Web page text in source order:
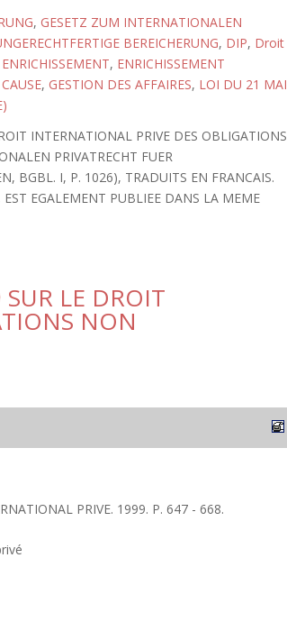
, GESETZ ZUM INTERNATIONALEN
BEREICHERUNG, DIP, Droit
ENRICHISSEMENT, ENRICHISSEMENT
, GESTION DES AFFAIRES, LOI DU 21 MAI
INTERNATIONAL PRIVE DES OBLIGATIONS
PRIVATRECHT FUER
BGBL. I, P. 1026), TRADUITS EN FRANCAIS.
EST EGALEMENT PUBLIEE DANS LA MEME
LE DROIT
NON
PRIVE. 1999. P. 647 - 668.